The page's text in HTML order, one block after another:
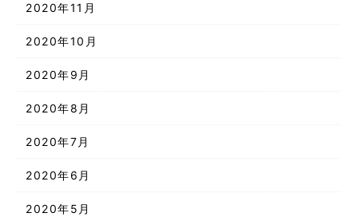
2020年11月
2020年10月
2020年9月
2020年8月
2020年7月
2020年6月
2020年5月